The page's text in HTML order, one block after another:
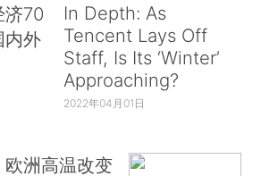
济70
内外
In Depth: As
Tencent Lays Off
Staff, Is Its ‘Winter’
Approaching?
2022年04月01日
洲高温改变